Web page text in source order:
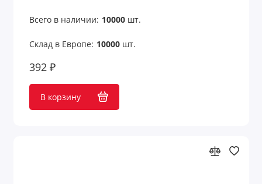
Всего в наличии: 10000шт.
Склад в Европе: 10000шт.
392 ₽
В корзину